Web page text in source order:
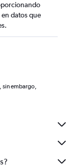
datos que
sin embargo,